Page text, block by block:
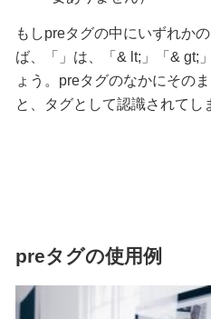
もしpreタグの中にいずれか
ば、「」は、「& lt;」「& gt;
ょう。preタグのなかにその
と、タグとして認識されてし
preタグの使用例